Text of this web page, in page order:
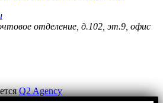
отделение, д.102, эт.9, офис
Q2 Agency